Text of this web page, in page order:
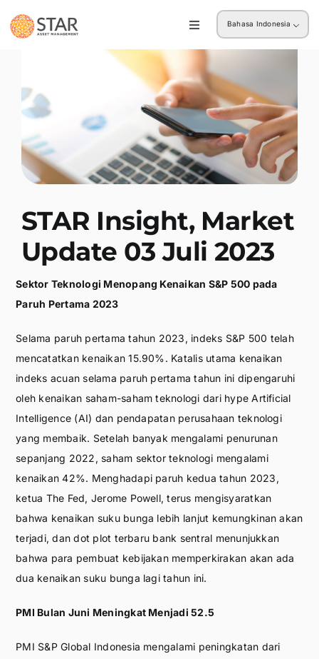
to
Toggle
Institusi
Bahasa Indonesia
STAR Insight, Market
Update 03 Juli 2023
Sektor Teknologi Menopang Kenaikan S&P 500 pada
Paruh Pertama 2023
Selama paruh pertama tahun 2023, indeks S&P 500 telah
mencatatkan kenaikan 15.90%. Katalis utama kenaikan
indeks acuan selama paruh pertama tahun ini dipengaruhi
oleh kenaikan saham-saham teknologi dari hype Artificial
Intelligence (AI) dan pendapatan perusahaan teknologi
yang membaik. Setelah banyak mengalami penurunan
sepanjang 2022, saham sektor teknologi mengalami
kenaikan 42%. Menghadapi paruh kedua tahun 2023,
ketua The Fed, Jerome Powell, terus mengisyaratkan
bahwa kenaikan suku bunga lebih lanjut kemungkinan akan
terjadi, dan dot plot terbaru bank sentral menunjukkan
bahwa para pembuat kebijakan memperkirakan akan ada
dua kenaikan suku bunga lagi tahun ini.
PMI Bulan Juni Meningkat Menjadi 52.5
PMI S&P Global Indonesia mengalami peningkatan dari